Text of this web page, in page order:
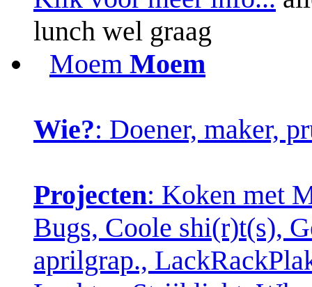
lunch wel graag
Moem Moem
Wie?: Doener, maker,
Projecten: Koken met
Bugs, Coole shi(r)t(s),
aprilgrap.,